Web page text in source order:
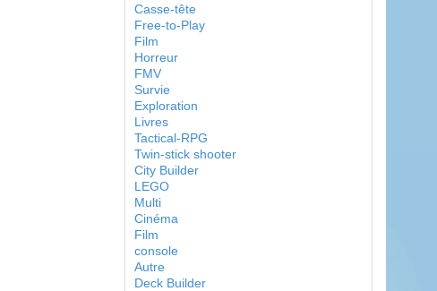
Casse-tête
Free-to-Play
Film
Horreur
FMV
Survie
Exploration
Livres
Tactical-RPG
Twin-stick shooter
City Builder
LEGO
Multi
Cinéma
Film
console
Autre
Deck Builder